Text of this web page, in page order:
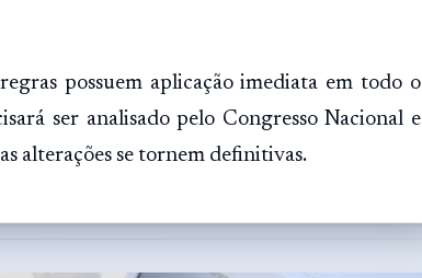
possuem aplicação imediata em todo o
ser analisado pelo Congresso Nacional e
alterações se tornem definitivas.